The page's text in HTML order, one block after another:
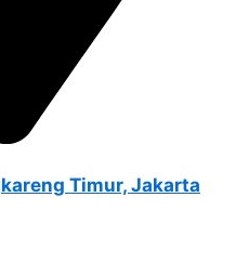
Timur, Jakarta